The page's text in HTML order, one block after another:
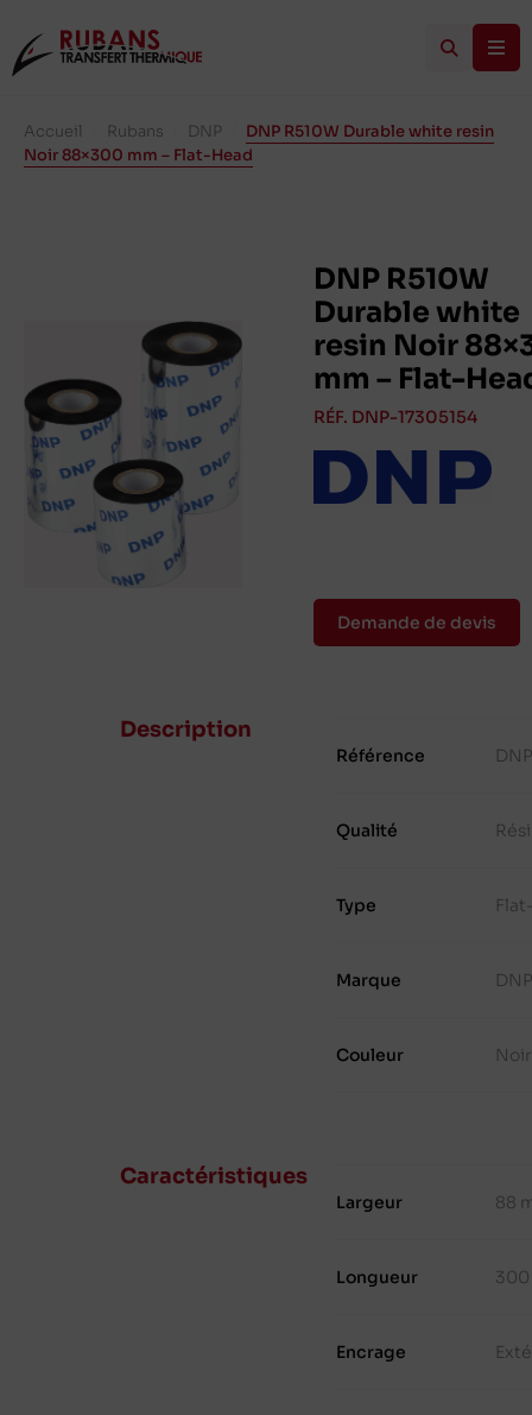
Accueil Rubans DNP
DNP R510W Durable white resin
Noir 88×300 mm – Flat-Head
DNP R510W
Durable white
resin Noir
mm – Flat-
RÉF. DNP-17305154
Demande de devis
Description
Référence
Qualité
Type
Marque DNP
Couleur Noir
Caractéristiques
Largeur 88
Longueur 300
Encrage